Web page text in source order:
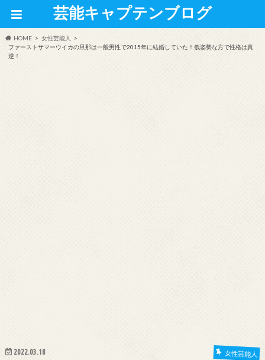
芸能キャプテンブログ
HOME
女性芸能人
ファーストサマーウイカの旦那は一般男性で2015年に結婚していた！低姿勢な方で性格は真
逆！
2022.03.18 女性芸能人